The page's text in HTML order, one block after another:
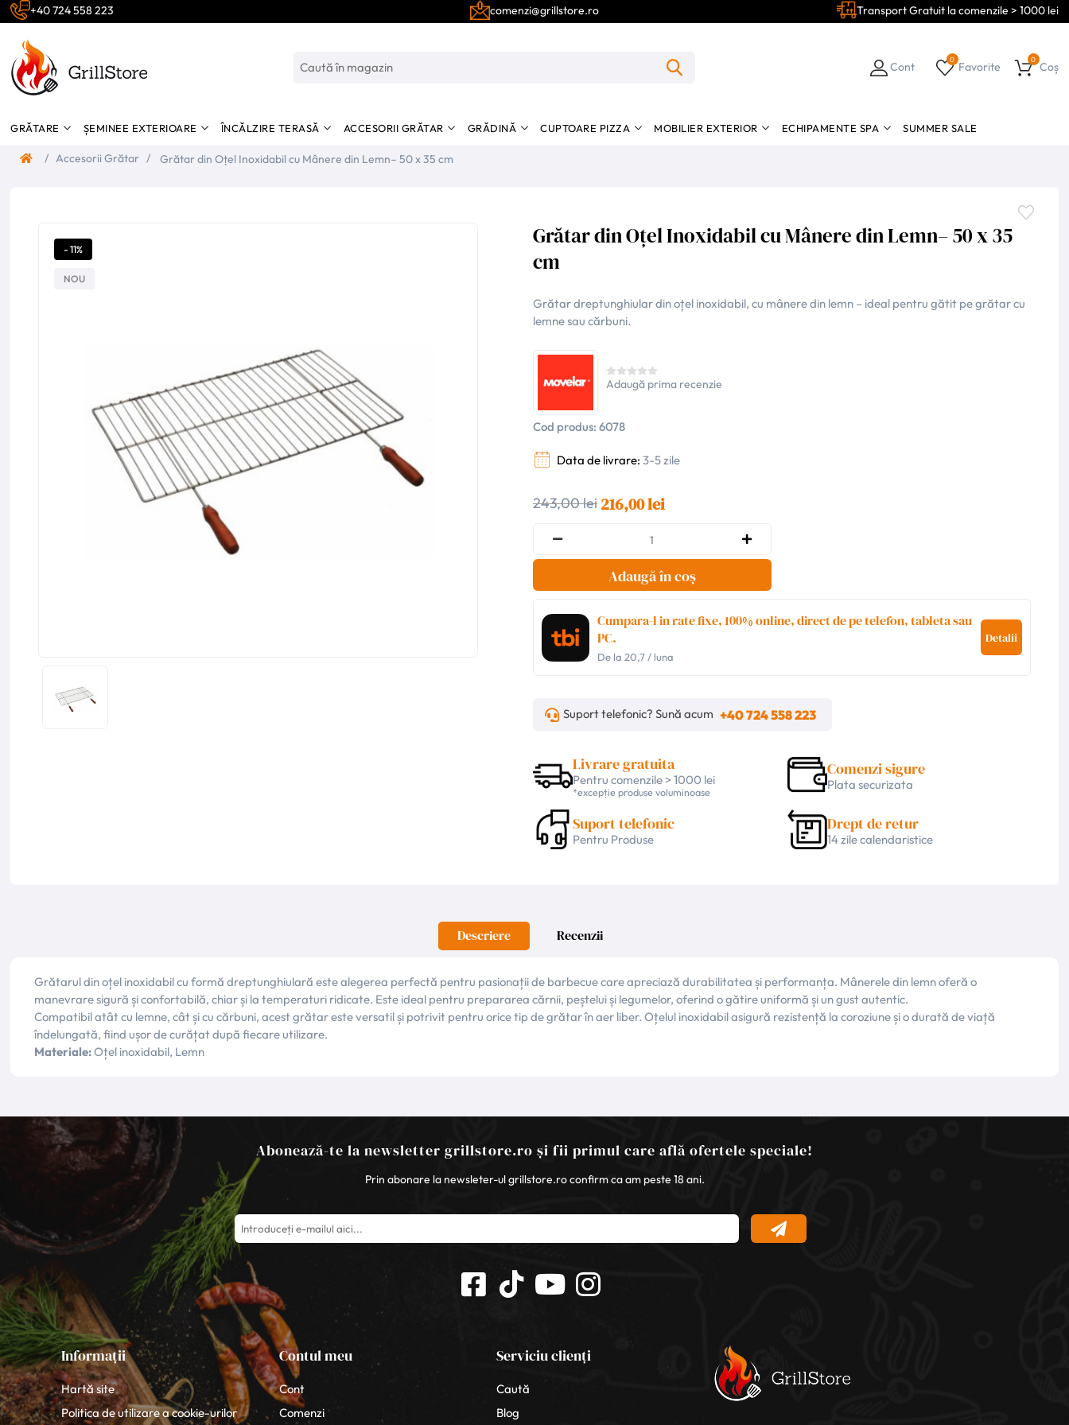
+40 724 558 223 comenzi@grillstore.ro Transport Gratuit la comenzile > 1000 lei
Cont Favorite
0
Coș
0
GRĂTARE ȘEMINEE EXTERIOARE ÎNCĂLZIRE TERASĂ ACCESORII GRĂTAR GRĂDINĂ CUPTOARE PIZZA MOBILIER EXTERIOR ECHIPAMENTE SPA SUMMER SALE
/ Accesorii Grătar / Grătar din Oțel Inoxidabil cu Mânere din Lemn– 50 x 35 cm
- 11%
NOU
Grătar din Oțel Inoxidabil cu Mânere din Lemn– 50 x 35
cm
Grătar dreptunghiular din oțel inoxidabil, cu mânere din lemn – ideal pentru gătit pe grătar cu
lemne sau cărbuni.
Adaugă prima recenzie
Cod produs: 6078
Data de livrare: 3-5 zile
243,00 lei 216,00 lei
Adaugă în coș
Cumpara-l in rate fixe, 100% online, direct de pe telefon, tableta sau
PC.
De la 20,7/ luna
Detalii
Suport telefonic? Sună acum +40 724 558 223
Livrare gratuita
Pentru comenzile > 1000 lei
*excepție produse voluminoase
Comenzi sigure
Plata securizata
Suport telefonic
Pentru Produse
Drept de retur
14 zile calendaristice
Descriere Recenzii
Grătarul din oțel inoxidabil cu formă dreptunghiulară este alegerea perfectă pentru pasionații de barbecue care apreciază durabilitatea și performanța. Mânerele din lemn oferă o
manevrare sigură și confortabilă, chiar și la temperaturi ridicate. Este ideal pentru prepararea cărnii, peștelui și legumelor, oferind o gătire uniformă și un gust autentic.
Compatibil atât cu lemne, cât și cu cărbuni, acest grătar este versatil și potrivit pentru orice tip de grătar în aer liber. Oțelul inoxidabil asigură rezistență la coroziune și o durată de viață
îndelungată, fiind ușor de curățat după fiecare utilizare.
Materiale:Oțel inoxidabil, Lemn
Abonează-te la newsletter grillstore.ro și fii primul care află ofertele speciale!
Prin abonare la newsleter-ul grillstore.ro confirm ca am peste 18 ani.
Informații
Hartă site
Politica de utilizare a cookie-urilor
Contul meu
Cont
Comenzi
Serviciu clienți
Caută
Blog